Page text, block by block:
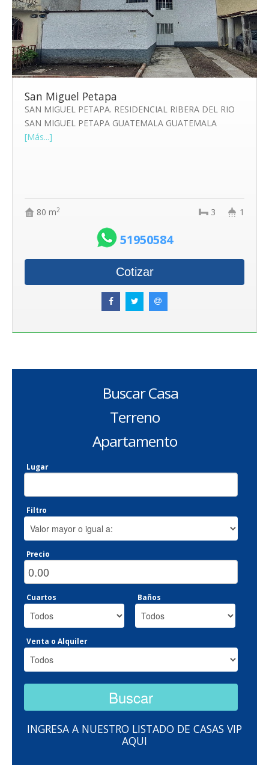
San Miguel Petapa
SAN MIGUEL PETAPA. RESIDENCIAL RIBERA DEL RIO
SAN MIGUEL PETAPA GUATEMALA GUATEMALA
[Más...]
80 m2 1
3
51950584
Cotizar
Buscar Casa
Terreno
Apartamento
Lugar
Filtro
Precio
Cuartos Baños
Venta o Alquiler
INGRESA A NUESTRO LISTADO DE CASAS VIP
AQUI